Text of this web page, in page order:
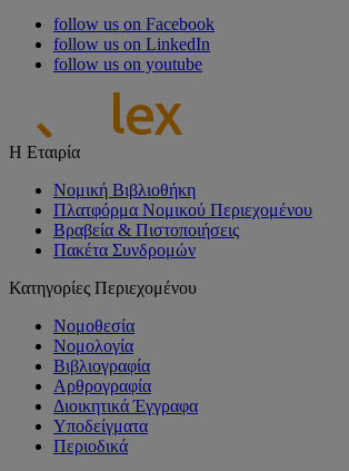
follow us on Facebook
follow us on LinkedIn
follow us on youtube
Η Εταιρία
Νομική Βιβλιοθήκη
Πλατφόρμα Νομικού Περιεχομένου
Βραβεία & Πιστοποιήσεις
Πακέτα Συνδρομών
Κατηγορίες Περιεχομένου
Νομοθεσία
Νομολογία
Βιβλιογραφία
Αρθρογραφία
Διοικητικά Έγγραφα
Υποδείγματα
Περιοδικά